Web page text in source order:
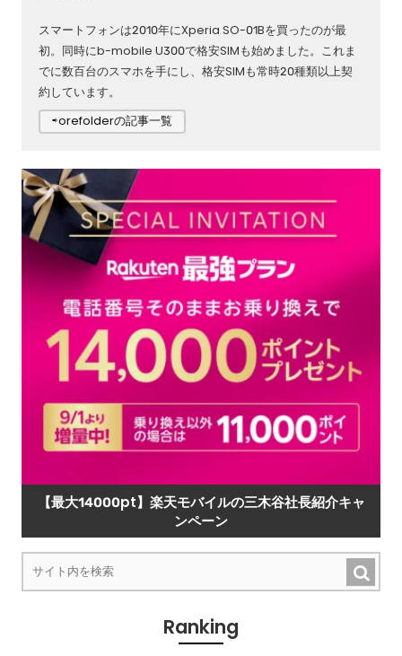
スマートフォンは2010年にXperia SO-01Bを買ったのが最
初。同時にb-mobile U300で格安SIMも始めました。これま
でに数百台のスマホを手にし、格安SIMも常時20種類以上契
約しています。
⇨orefolderの記事一覧
【最大14000pt】楽天モバイルの三木谷社長紹介キャ
ンペーン
Ranking